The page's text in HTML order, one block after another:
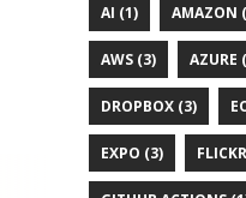
AI (1) AMAZON
AWS (3) AZURE
DROPBOX (3)
EXPO (3)